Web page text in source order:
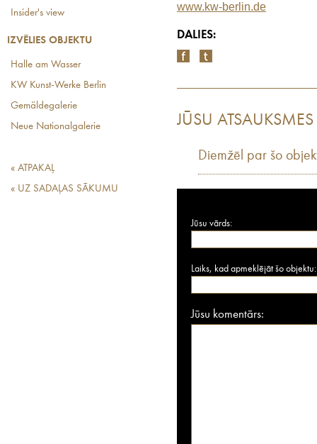
Insider's view
IZVĒLIES OBJEKTU
Halle am Wasser
KW Kunst-Werke Berlin
Gemäldegalerie
Neue Nationalgalerie
« ATPAKAĻ
« UZ SADAĻAS SĀKUMU
www.kw-berlin.de
DALIES:
JŪSU ATSAUKSMES
Diemžēl par šo
Jūsu vārds:
Laiks, kad apmeklējāt šo objektu:
Jūsu komentārs: